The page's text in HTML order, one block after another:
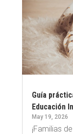
Guía
Educación
May 19, 2026
¡Familias